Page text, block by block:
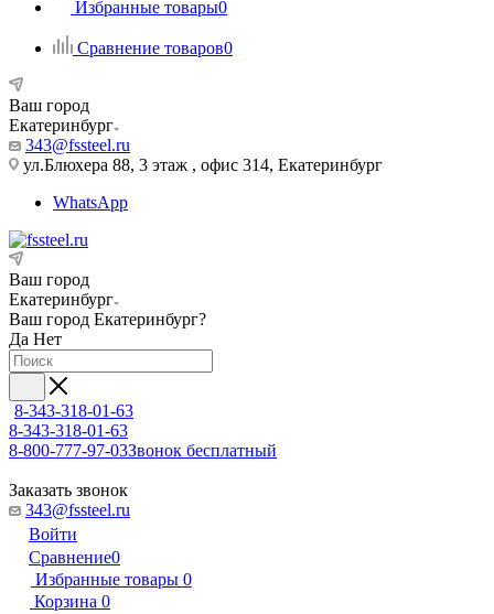
Избранные товары0
Сравнение товаров0
Ваш город
Екатеринбург
343@fssteel.ru
ул.Блюхера 88, 3 этаж , офис 314, Екатеринбург
WhatsApp
Ваш город
Екатеринбург
Ваш город Екатеринбург?
Да Нет
8-343-318-01-63
8-343-318-01-63
8-800-777-97-03Звонок бесплатный
Заказать звонок
343@fssteel.ru
Войти
Сравнение0
Избранные товары 0
Корзина 0